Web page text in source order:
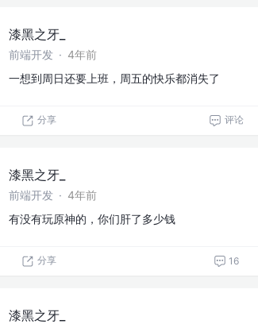
漆黑之牙_
前端开发 · 4年前
一想到周日还要上班，周五的快乐都消失了
分享 评论
漆黑之牙_
前端开发 · 4年前
有没有玩原神的，你们肝了多少钱
分享 16
漆黑之牙_